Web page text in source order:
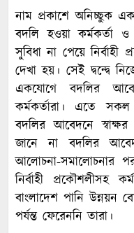
নাম প্রকাশে অনিচ্ছুক
বদলি হওয়া কর্মকর্তা
সুবিধা না পেয়ে নির্বাহী
দেখা হয়। সেই দ্বন্দ্বে
একযোগে বদলির
কর্মকর্তারা। এতে সকল
বদলির আবেদনে
জানে না বদলির
আলোচনা-সমালোচনার
নির্বাহী প্রকৌশলীসহ
বাংলাদেশ পানি উন্নয়ন
পর্যন্ত ফেরেননি তারা।